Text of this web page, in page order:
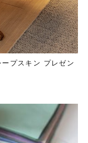
プスキン プレゼン